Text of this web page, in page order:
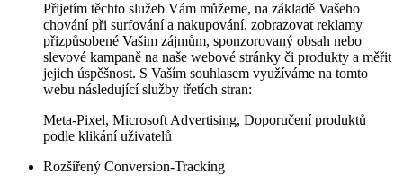
Přijetím těchto služeb Vám můžeme, na základě Vašeho
chování při surfování a nakupování, zobrazovat reklamy
přizpůsobené Vašim zájmům, sponzorovaný obsah nebo
slevové kampaně na naše webové stránky či produkty a měřit
jejich úspěšnost. S Vaším souhlasem využíváme na tomto
webu následující služby třetích stran:
Meta-Pixel, Microsoft Advertising, Doporučení produktů
podle klikání uživatelů
Rozšířený Conversion-Tracking